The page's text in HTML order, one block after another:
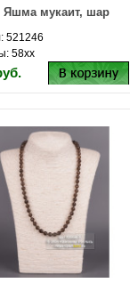
Яшма мукаит, шар
521246
58хх